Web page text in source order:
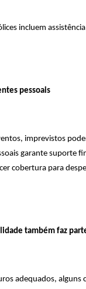
incluem
pessoais
imprevistos
garante suporte
cobertura para
também faz
adequados, alguns